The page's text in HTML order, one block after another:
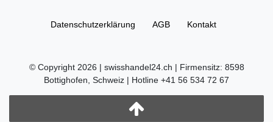
Daten­schutz­erklärung AGB Kontakt
© Copyright 2026 | swisshandel24.ch | Firmensitz: 8598
Bottighofen, Schweiz | Hotline +41 56 534 72 67